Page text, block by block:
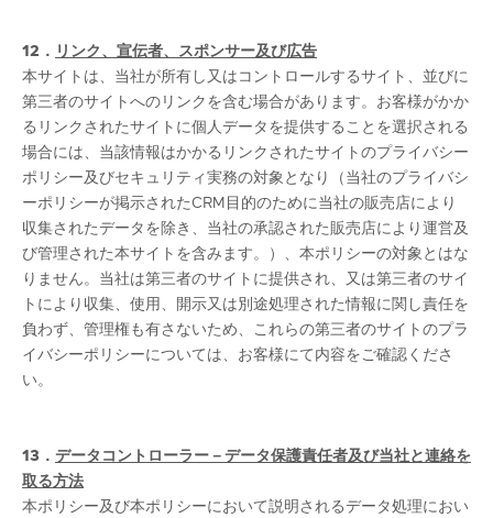
12． リンク、宣伝者、スポンサー及び広告
本サイトは、当社が所有し又はコントロールするサイト、並びに
第三者のサイトへのリンクを含む場合があります。お客様がかか
るリンクされたサイトに個人データを提供することを選択される
場合には、当該情報はかかるリンクされたサイトのプライバシー
ポリシー及びセキュリティ実務の対象となり（当社のプライバシ
ーポリシーが掲示されたCRM目的のために当社の販売店により
収集されたデータを除き、当社の承認された販売店により運営及
び管理された本サイトを含みます。）、本ポリシーの対象とはな
りません。当社は第三者のサイトに提供され、又は第三者のサイ
トにより収集、使用、開示又は別途処理された情報に関し責任を
負わず、管理権も有さないため、これらの第三者のサイトのプラ
イバシーポリシーについては、お客様にて内容をご確認くださ
い。
13． データコントローラー－データ保護責任者及び当社と連絡を
取る方法
本ポリシー及び本ポリシーにおいて説明されるデータ処理におい